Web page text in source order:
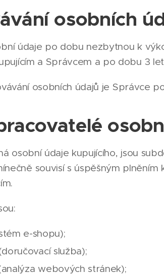
osobních
údaje po dobu nezbytnou k
a Správcem a po dobu 3
osobních údajů je Správce
osobní údaje kupujícího, jsou
souvisí s úspěšným
e-shopu);
služba);
webových stránek);